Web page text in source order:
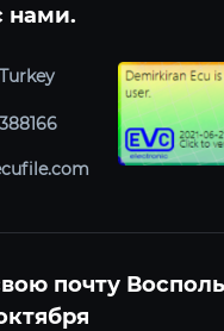
нами.
почту